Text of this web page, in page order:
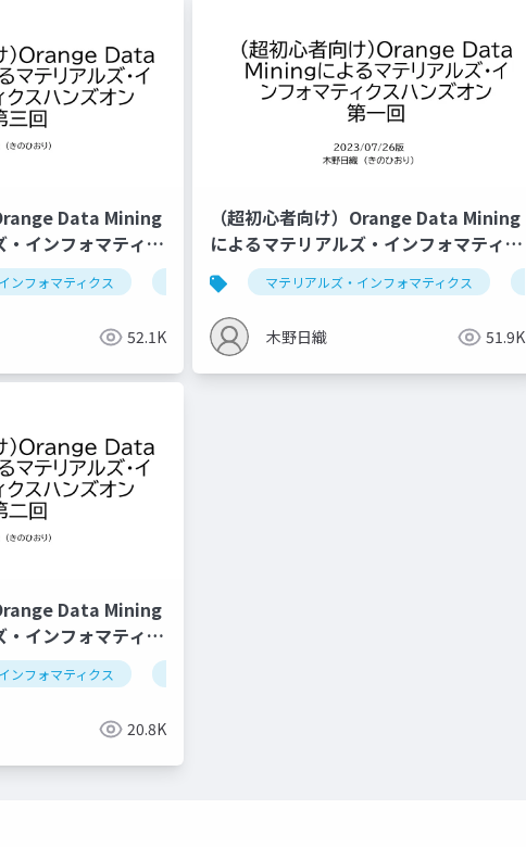
回帰
Data Mining
・インフォマティク
（仮）
ンフォマティクス データ解析学 セミナー プログラミング
52.1K
（超初心者向け）Orange Data Mining
によるマテリアルズ・インフォマティク
スハンズオン第一回（2023/07/26版）
マテリアルズ・インフォマティクス
木野日織 51.9K
化 推薦システム
Data Mining
・インフォマティク
（仮）
ンフォマティクス
20.8K